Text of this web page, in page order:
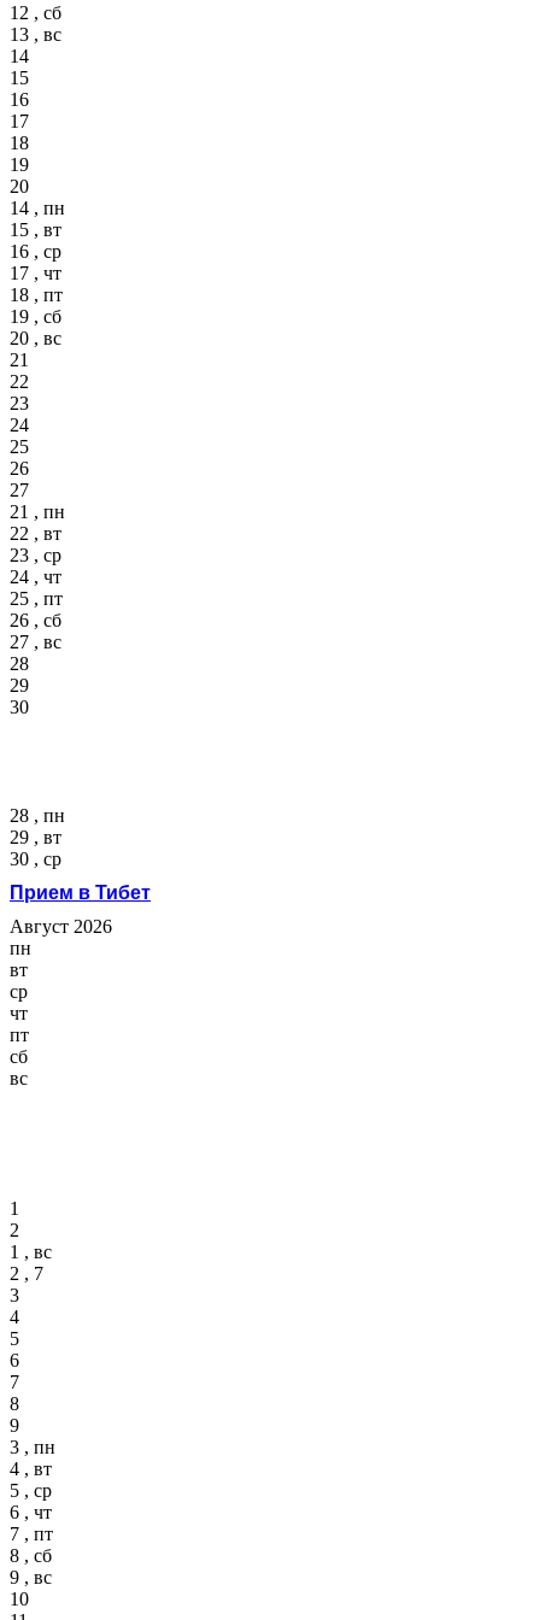
12 , сб
13 , вс
14
15
16
17
18
19
20
14 , пн
15 , вт
16 , ср
17 , чт
18 , пт
19 , сб
20 , вс
21
22
23
24
25
26
27
21 , пн
22 , вт
23 , ср
24 , чт
25 , пт
26 , сб
27 , вс
28
29
30
28 , пн
29 , вт
30 , ср
Прием в Тибет
Август 2026
пн
вт
ср
чт
пт
сб
вс
1
2
1 , вс
2 , 7
3
4
5
6
7
8
9
3 , пн
4 , вт
5 , ср
6 , чт
7 , пт
8 , сб
9 , вс
10